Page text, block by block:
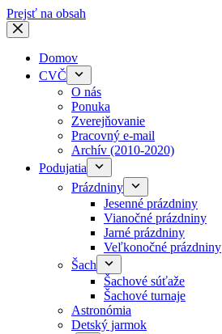
Prejsť na obsah
Domov
CVČ
O nás
Ponuka
Zverejňovanie
Pracovný e-mail
Archív (2010-2020)
Podujatia
Prázdniny
Jesenné prázdniny
Vianočné prázdniny
Jarné prázdniny
Veľkonočné prázdniny
Šach
Šachové súťaže
Šachové turnaje
Astronómia
Detský jarmok